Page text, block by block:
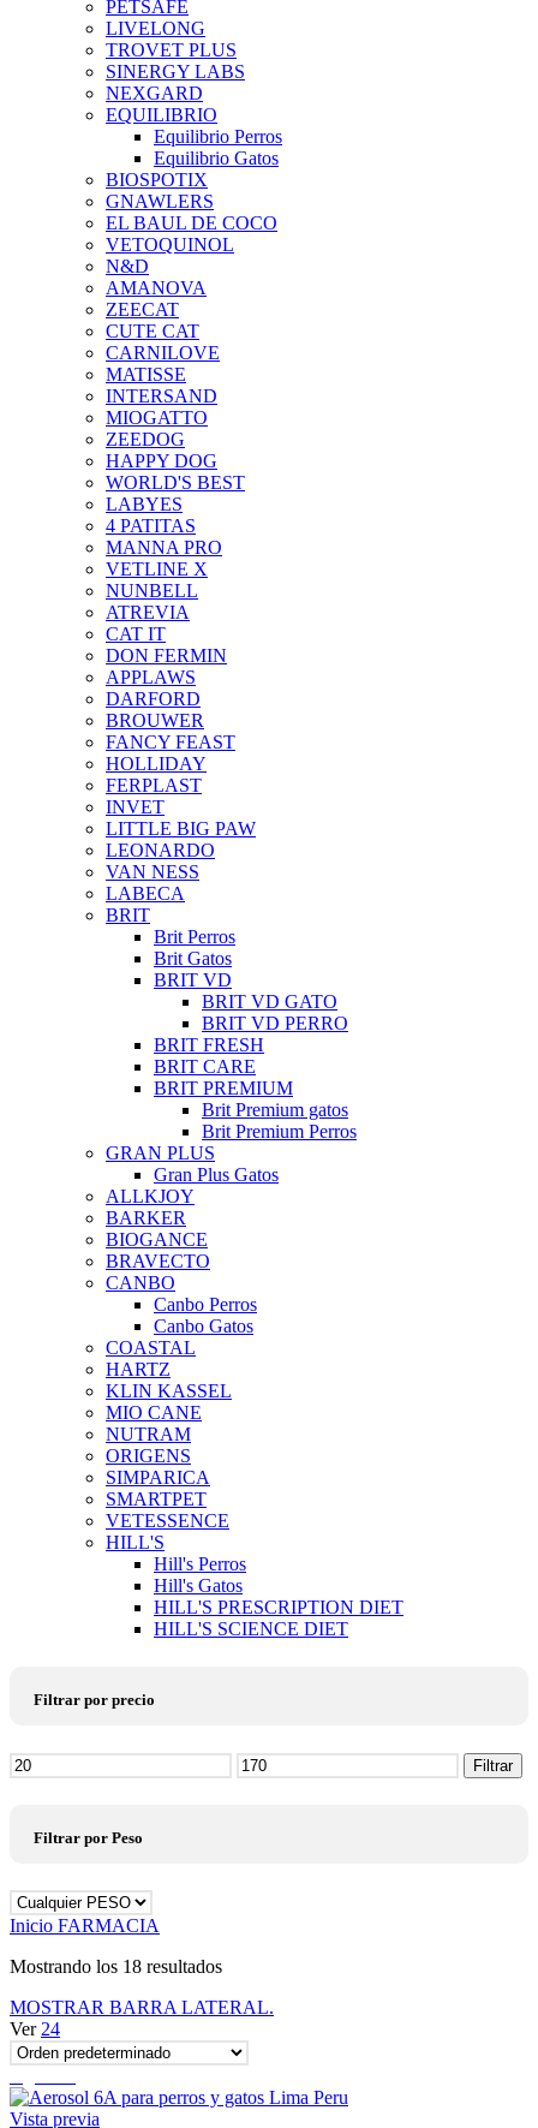
PETSAFE
LIVELONG
TROVET PLUS
SINERGY LABS
NEXGARD
EQUILIBRIO
Equilibrio Perros
Equilibrio Gatos
BIOSPOTIX
GNAWLERS
EL BAUL DE COCO
VETOQUINOL
N&D
AMANOVA
ZEECAT
CUTE CAT
CARNILOVE
MATISSE
INTERSAND
MIOGATTO
ZEEDOG
HAPPY DOG
WORLD'S BEST
LABYES
4 PATITAS
MANNA PRO
VETLINE X
NUNBELL
ATREVIA
CAT IT
DON FERMIN
APPLAWS
DARFORD
BROUWER
FANCY FEAST
HOLLIDAY
FERPLAST
INVET
LITTLE BIG PAW
LEONARDO
VAN NESS
LABECA
BRIT
Brit Perros
Brit Gatos
BRIT VD
BRIT VD GATO
BRIT VD PERRO
BRIT FRESH
BRIT CARE
BRIT PREMIUM
Brit Premium gatos
Brit Premium Perros
GRAN PLUS
Gran Plus Gatos
ALLKJOY
BARKER
BIOGANCE
BRAVECTO
CANBO
Canbo Perros
Canbo Gatos
COASTAL
HARTZ
KLIN KASSEL
MIO CANE
NUTRAM
ORIGENS
SIMPARICA
SMARTPET
VETESSENCE
HILL'S
Hill's Perros
Hill's Gatos
HILL'S PRESCRIPTION DIET
HILL'S SCIENCE DIET
Filtrar por precio
Precio
mínimo
Filtrar
Filtrar por Peso
Inicio FARMACIA
Mostrando los 18 resultados
MOSTRAR BARRA LATERAL.
Ver 24
Vista previa